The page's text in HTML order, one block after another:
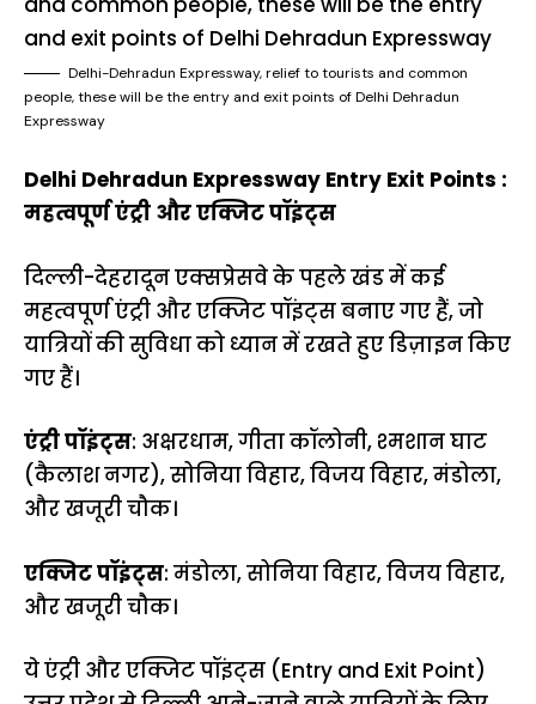
Delhi-Dehradun Expressway, relief to tourists and common
people, these will be the entry and exit points of Delhi Dehradun
Expressway
Delhi Dehradun Expressway Entry Exit Points :
महत्वपूर्ण एंट्री और एक्जिट पॉइंट्स
दिल्ली-देहरादून एक्सप्रेसवे के पहले खंड में कई
महत्वपूर्ण एंट्री और एक्जिट पॉइंट्स बनाए गए हैं, जो
यात्रियों की सुविधा को ध्यान में रखते हुए डिज़ाइन किए
गए हैं।
एंट्री पॉइंट्स: अक्षरधाम, गीता कॉलोनी, श्मशान घाट
(कैलाश नगर), सोनिया विहार, विजय विहार, मंडोला,
और खजूरी चौक।
एक्जिट पॉइंट्स: मंडोला, सोनिया विहार, विजय विहार,
और खजूरी चौक।
ये एंट्री और एक्जिट पॉइंट्स (Entry and Exit Point)